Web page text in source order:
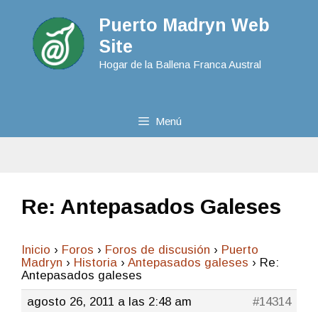
Puerto Madryn Web
Site
Hogar de la Ballena Franca Austral
Menú
Re: Antepasados Galeses
Inicio › Foros › Foros de discusión › Puerto
Madryn › Historia › Antepasados galeses › Re:
Antepasados galeses
agosto 26, 2011 a las 2:48 am
#14314